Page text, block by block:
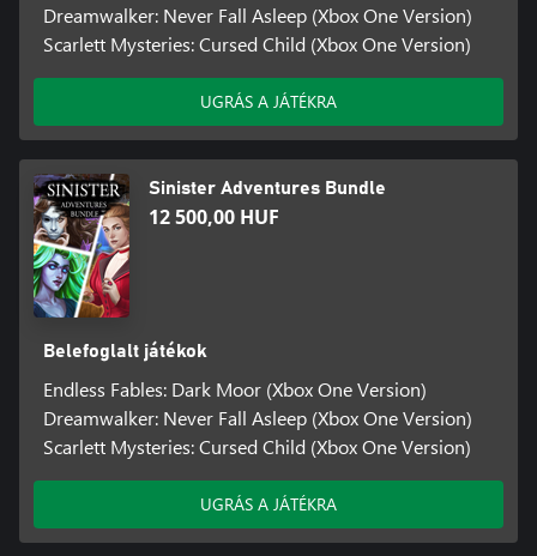
Dreamwalker: Never Fall Asleep (Xbox One Version)
Scarlett Mysteries: Cursed Child (Xbox One Version)
UGRÁS A JÁTÉKRA
Sinister Adventures Bundle
12 500,00 HUF
Belefoglalt játékok
Endless Fables: Dark Moor (Xbox One Version)
Dreamwalker: Never Fall Asleep (Xbox One Version)
Scarlett Mysteries: Cursed Child (Xbox One Version)
UGRÁS A JÁTÉKRA